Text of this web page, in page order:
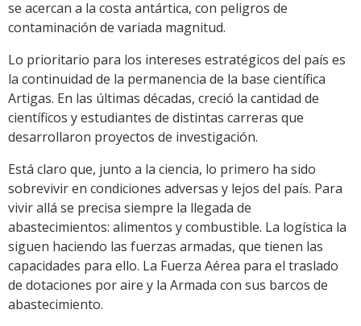
se acercan a la costa antártica, con peligros de
contaminación de variada magnitud.
Lo prioritario para los intereses estratégicos del país es
la continuidad de la permanencia de la base científica
Artigas. En las últimas décadas, creció la cantidad de
científicos y estudiantes de distintas carreras que
desarrollaron proyectos de investigación.
Está claro que, junto a la ciencia, lo primero ha sido
sobrevivir en condiciones adversas y lejos del país. Para
vivir allá se precisa siempre la llegada de
abastecimientos: alimentos y combustible. La logística la
siguen haciendo las fuerzas armadas, que tienen las
capacidades para ello. La Fuerza Aérea para el traslado
de dotaciones por aire y la Armada con sus barcos de
abastecimiento.